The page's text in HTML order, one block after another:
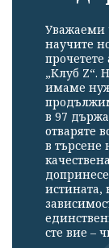
Уважаеми
научите
„Клуб Z“.
имаме
в 97
отваряте
в търсене
истината,
сте вие –